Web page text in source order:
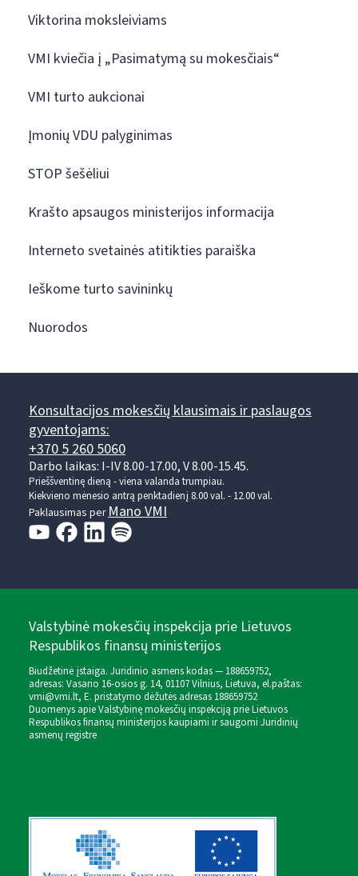
Viktorina moksleiviams
VMI kviečia į „Pasimatymą su mokesčiais“
VMI turto aukcionai
Įmonių VDU palyginimas
STOP šešėliui
Krašto apsaugos ministerijos informacija
Interneto svetainės atitikties paraiška
Ieškome turto savininkų
Nuorodos
Konsultacijos mokesčių klausimais ir paslaugos
gyventojams:
+370 5 260 5060
Darbo laikas: I-IV 8.00-17.00, V 8.00-15.45.
Prieššventinę dieną - viena valanda trumpiau.
Kiekvieno mėnesio antrą penktadienį 8.00 val. - 12.00 val.
Paklausimas perMano VMI
Valstybinė mokesčių inspekcija prie Lietuvos
Respublikos finansų ministerijos
Biudžetinė įstaiga. Juridinio asmens kodas — 188659752,
adresas: Vasario 16-osios g. 14, 01107 Vilnius, Lietuva, el.paštas:
vmi@vmi.lt, E. pristatymo dėžutės adresas 188659752
Duomenys apie Valstybinę mokesčių inspekciją prie Lietuvos
Respublikos finansų ministerijos kaupiami ir saugomi Juridinių
asmenų registre